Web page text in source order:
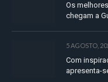
Os
chegam a
5 AGOSTO,
Com
apresenta-